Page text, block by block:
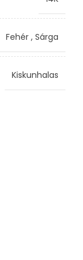
Fehér , Sárga
Kiskunhalas